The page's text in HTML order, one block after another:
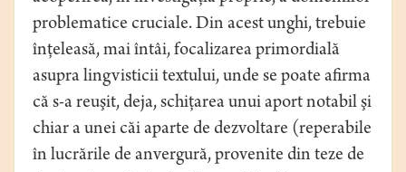
problematice cruciale. Din acest unghi, trebuie
înţeleasă, mai întâi, focalizarea primordială
asupra lingvisticii textului, unde se poate afirma
că s-a reuşit, deja, schiţarea unui aport notabil şi
chiar a unei căi aparte de dezvoltare (reperabile
în lucrările de anvergură, provenite din teze de